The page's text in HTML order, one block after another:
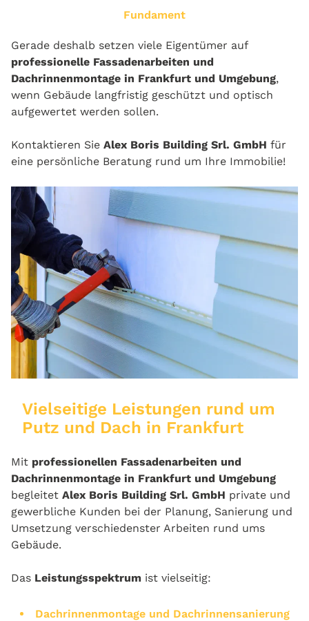
Fundament
Gerade deshalb setzen viele Eigentümer auf
professionelle Fassadenarbeiten und
Dachrinnenmontage in Frankfurt und Umgebung,
wenn Gebäude langfristig geschützt und optisch
aufgewertet werden sollen.
Kontaktieren Sie Alex Boris Building Srl. GmbH für
eine persönliche Beratung rund um Ihre Immobilie!
Vielseitige Leistungen rund um
Putz und Dach in Frankfurt
Mit professionellen Fassadenarbeiten und
Dachrinnenmontage in Frankfurt und Umgebung
begleitet Alex Boris Building Srl. GmbH private und
gewerbliche Kunden bei der Planung, Sanierung und
Umsetzung verschiedenster Arbeiten rund ums
Gebäude.
Das Leistungsspektrum ist vielseitig:
Dachrinnenmontage und Dachrinnensanierung